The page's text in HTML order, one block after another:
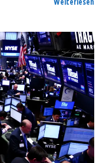
Weiterlesen